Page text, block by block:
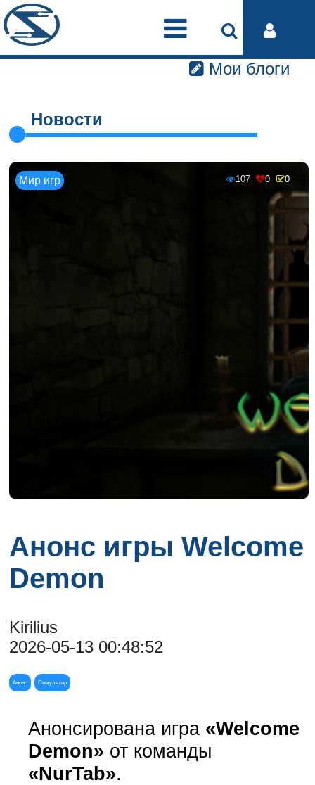
Мои блоги
Новости
Мир игр 107 0 0
Анонс игры Welcome
Demon
Kirilius
2026-05-13 00:48:52
Анонс Симулятор
Анонсирована игра «Welcome
Demon» от команды
«NurTab».